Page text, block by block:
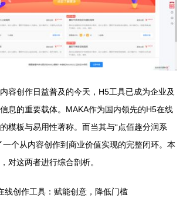
容创作日益普及的今天，H5工具已成为企业及
息的重要载体。MAKA作为国内领先的H5在线
模板与易用性著称。而当其与“点佰趣分润系
一个从内容创作到商业价值实现的完整闭环。本
对这两者进行综合剖析。
线创作工具：赋能创意，降低门槛